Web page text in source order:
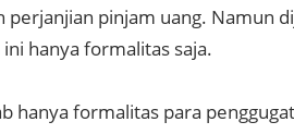
perjanjian pinjam uang. Namun
hanya formalitas saja.
hanya formalitas para